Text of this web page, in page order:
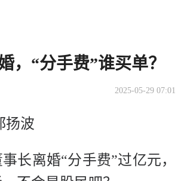
，“分手费”谁买单？
2025-05-29 07:01
扬波
事长离婚“分手费”过亿元，